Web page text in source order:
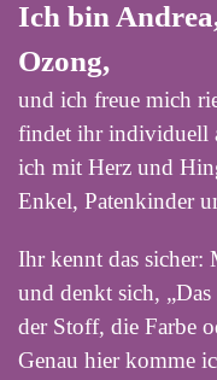
Ich bin
Ozong,
und ich freue mich
findet ihr individuell
ich mit Herz und
Enkel, Patenkinder
Ihr kennt das sicher:
und denkt sich,
der Stoff, die Farbe
Genau hier komme